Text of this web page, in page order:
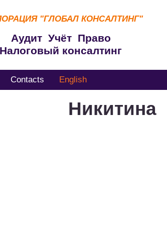
"ГЛОБАЛ КОНСАЛТИНГ"
Аудит Учёт Право
Налоговый консалтинг
Contacts English
Никитина